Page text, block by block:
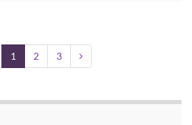
1 2 3